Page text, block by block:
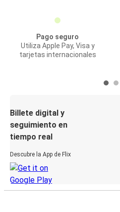
Pago seguro
Utiliza Apple Pay, Visa y
tarjetas internacionales
Billete digital y
seguimiento en
tiempo real
Descubre la App de Flix